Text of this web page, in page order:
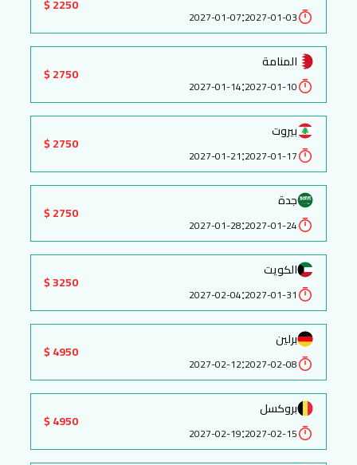
2027-01-03
:
2027-01-07
2250 $
المنامة
2027-01-10
:
2027-01-14
2750 $
بيروت
2027-01-17
:
2027-01-21
2750 $
جدة
2027-01-24
:
2027-01-28
2750 $
الكويت
2027-01-31
:
2027-02-04
3250 $
برلين
2027-02-08
:
2027-02-12
4950 $
بروكسل
2027-02-15
:
2027-02-19
4950 $